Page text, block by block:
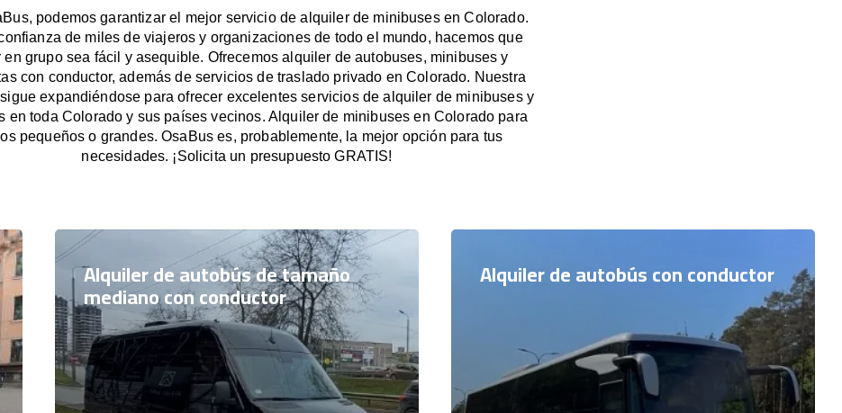
podemos garantizar el mejor servicio de alquiler de minibuses en Colorado.
de miles de viajeros y organizaciones de todo el mundo, hacemos que
en grupo sea fácil y asequible. Ofrecemos alquiler de autobuses, minibuses y
con conductor, además de servicios de traslado privado en Colorado. Nuestra
expandiéndose para ofrecer excelentes servicios de alquiler de minibuses y
en toda Colorado y sus países vecinos. Alquiler de minibuses en Colorado para
pequeños o grandes. OsaBus es, probablemente, la mejor opción para tus
necesidades. ¡Solicita un presupuesto GRATIS!
Alquiler de autobús de tamaño
mediano con conductor
Alquiler de autobús con conductor